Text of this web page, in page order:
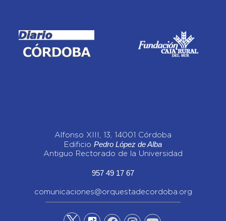
Alfonso XIII, 13, 14001 Córdoba
Edificio Pedro López de Alba
Antiguo Rectorado de la Universidad
957 49 17 67
comunicaciones@orquestadecordoba.org